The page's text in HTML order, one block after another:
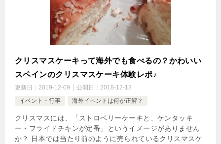
クリスマスケーキって海外でも食べるの？かわいい
スペインのクリスマスケーキ体験レポ♪
更新日： 2019-12-09 公開日： 2018-12-13
イベント・行事
海外イベントは何が正解？
クリスマスには、「ストロベリーケーキと、ケンタッキ
ー・フライドチキンが定番」というイメージがありません
か？ 日本では当たり前のように売られているクリスマスケ